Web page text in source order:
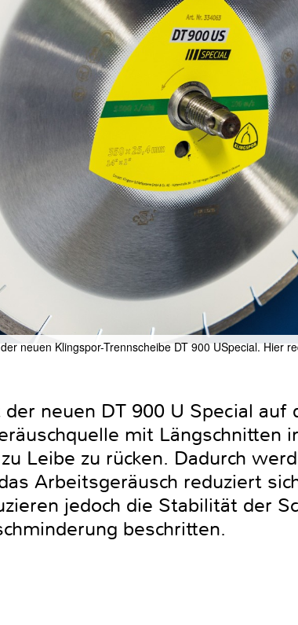
neuen Klingspor-Trennscheibe DT 900 USpecial. Hier
neuen DT 900 U Special auf
mit Längschnitten
Leibe zu rücken. Dadurch
Arbeitsgeräusch reduziert
jedoch die Stabilität der
beschritten.